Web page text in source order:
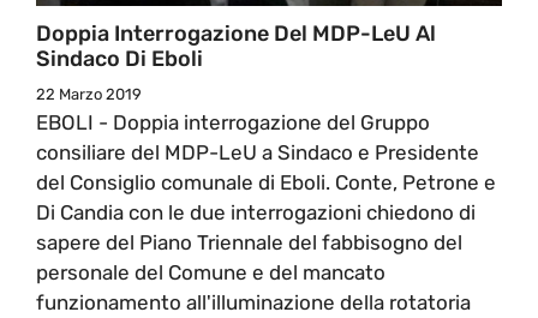
Doppia Interrogazione Del MDP-LeU Al
Sindaco Di Eboli
22 Marzo 2019
EBOLI - Doppia interrogazione del Gruppo
consiliare del MDP-LeU a Sindaco e Presidente
del Consiglio comunale di Eboli. Conte, Petrone e
Di Candia con le due interrogazioni chiedono di
sapere del Piano Triennale del fabbisogno del
personale del Comune e del mancato
funzionamento all'illuminazione della rotatoria